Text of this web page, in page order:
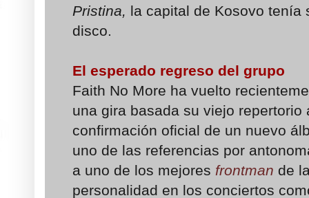
Pristina, la capital de Kosovo tenía
disco.
El esperado regreso del grupo
Faith No More ha vuelto
una gira basada su viejo repertorio
confirmación oficial de un nuevo
uno de las referencias por
a uno de los mejores frontman de
personalidad en los conciertos